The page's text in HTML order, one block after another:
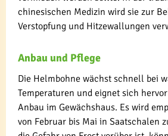
chinesischen Medizin wird sie zur
Verstopfung und Hitzewallungen
Anbau und Pflege
Die Helmbohne wächst schnell bei
Temperaturen und eignet sich
Anbau im Gewächshaus. Es wird
von Februar bis Mai in Saatschalen